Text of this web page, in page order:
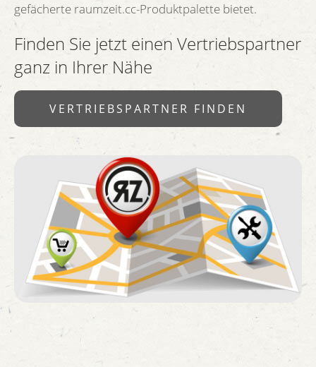
gefächerte raumzeit.cc-Produktpalette bietet.
Finden Sie jetzt einen Vertriebspartner
ganz in Ihrer Nähe
VERTRIEBSPARTNER FINDEN